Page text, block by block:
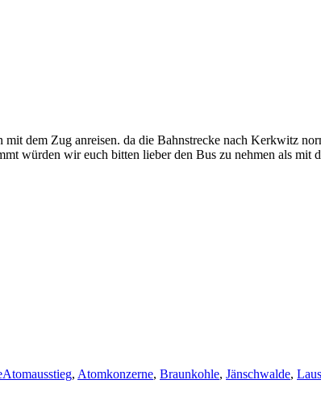
dem Zug anreisen. da die Bahnstrecke nach Kerkwitz
würden wir euch bitten lieber den Bus zu nehmen als mit
Atomausstieg, Atomkonzerne, Braunkohle, Jänschwalde,